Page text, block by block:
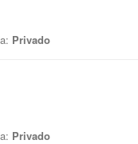
Privado
Privado